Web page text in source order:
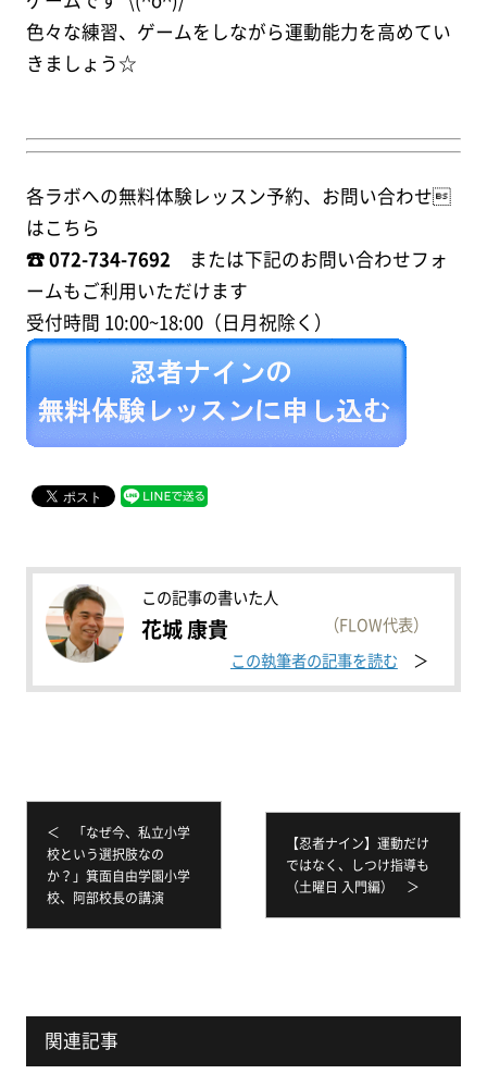
色々な練習、ゲームをしながら運動能力を高めてい
きましょう☆
各ラボへの無料体験レッスン予約、お問い合わせ
はこちら
☎︎ 072-734-7692
または下記のお問い合わせフォ
ームもご利用いただけます
受付時間 10:00~18:00（日月祝除く）
この記事の書いた人
花城 康貴
（FLOW代表）
この執筆者の記事を読む
＜ 「なぜ今、私立小学
校という選択肢なの
か？」箕面自由学園小学
校、阿部校長の講演
【忍者ナイン】運動だけ
ではなく、しつけ指導も
（土曜日 入門編） ＞
関連記事